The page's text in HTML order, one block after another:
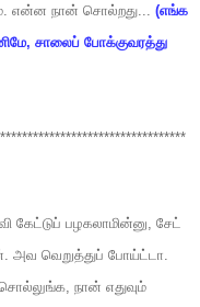
என்ன நான் சொல்றது... (எங்க
சாலைப் போக்குவரத்து
கேட்டுப் பழகலாமின்னு, சேட்
அவ வெறுத்துப் போய்ட்டா.
நான் எதுவும்